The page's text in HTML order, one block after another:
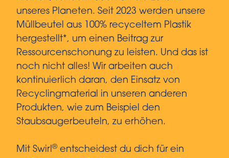
unseres Planeten. Seit 2023 werden unsere
Müllbeutel aus 100% recyceltem Plastik
hergestellt*, um einen Beitrag zur
Ressourcenschonung zu leisten. Und das ist
noch nicht alles! Wir arbeiten auch
kontinuierlich daran, den Einsatz von
Recyclingmaterial in unseren anderen
Produkten, wie zum Beispiel den
Staubsaugerbeuteln, zu erhöhen.
Mit Swirl®entscheidest du dich für ein